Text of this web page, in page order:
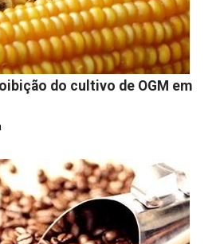
do cultivo de OGM em